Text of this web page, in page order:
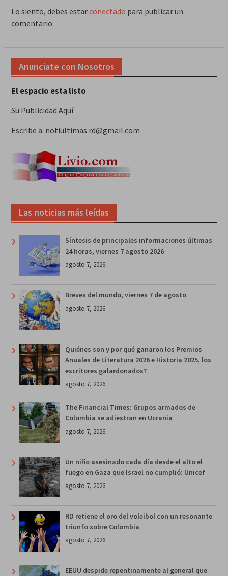
Lo siento, debes estarconectado para publicar un
comentario.
Anunciate con Nosotros
El espacio esta listo
Su Publicidad Aquí
Escribe a: notiultimas.rd@gmail.com
Las noticias más leídas
Síntesis de principales informaciones últimas
24 horas, viernes 7 agosto 2026
agosto 7, 2026
Breves del mundo, viernes 7 de agosto
agosto 7, 2026
Quiénes son y por qué ganaron los Premios
Anuales de Literatura 2026 e Historia 2025, los
escritores galardonados?
agosto 7, 2026
The Financial Times: Grupos armados de
Colombia se adiestran en Ucrania
agosto 7, 2026
Un niño asesinado cada día desde el alto el
fuego en Gaza que Israel no cumplió: Unicef
agosto 7, 2026
RD retiene el oro del voleibol con un resonante
triunfo sobre Colombia
agosto 7, 2026
EEUU despide repentinamente al general que